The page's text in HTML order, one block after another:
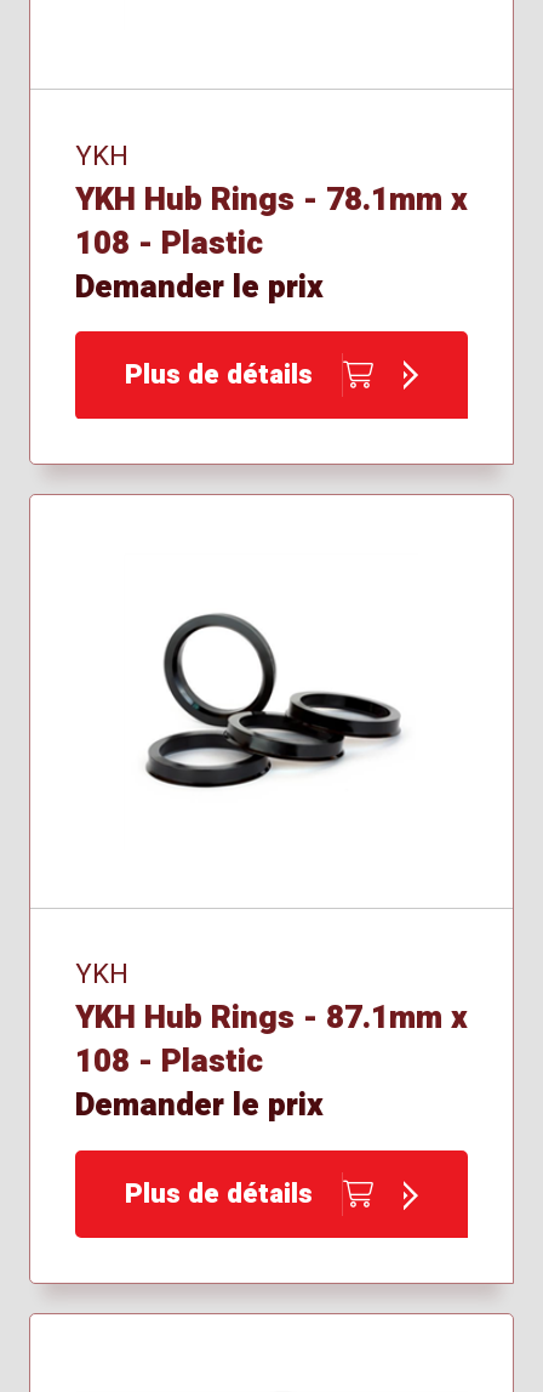
YKH
YKH Hub Rings - 78.1mm x
108 - Plastic
Demander le prix
Plus de détails
YKH
YKH Hub Rings - 87.1mm x
108 - Plastic
Demander le prix
Plus de détails